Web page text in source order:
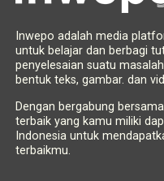
Inwepo adalah media
untuk belajar dan berbagi
penyelesaian suatu
bentuk teks, gambar. dan
Dengan bergabung
terbaik yang kamu miliki
Indonesia untuk
terbaikmu.